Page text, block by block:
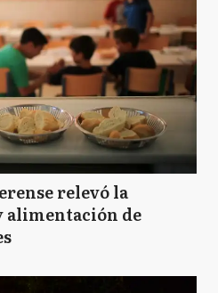
relevó la
alimentación de